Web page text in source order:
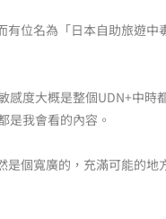
位名為「日本自助旅遊中
度大概是整個UDN+中
是我會看的內容。
個寬廣的，充滿可能的地